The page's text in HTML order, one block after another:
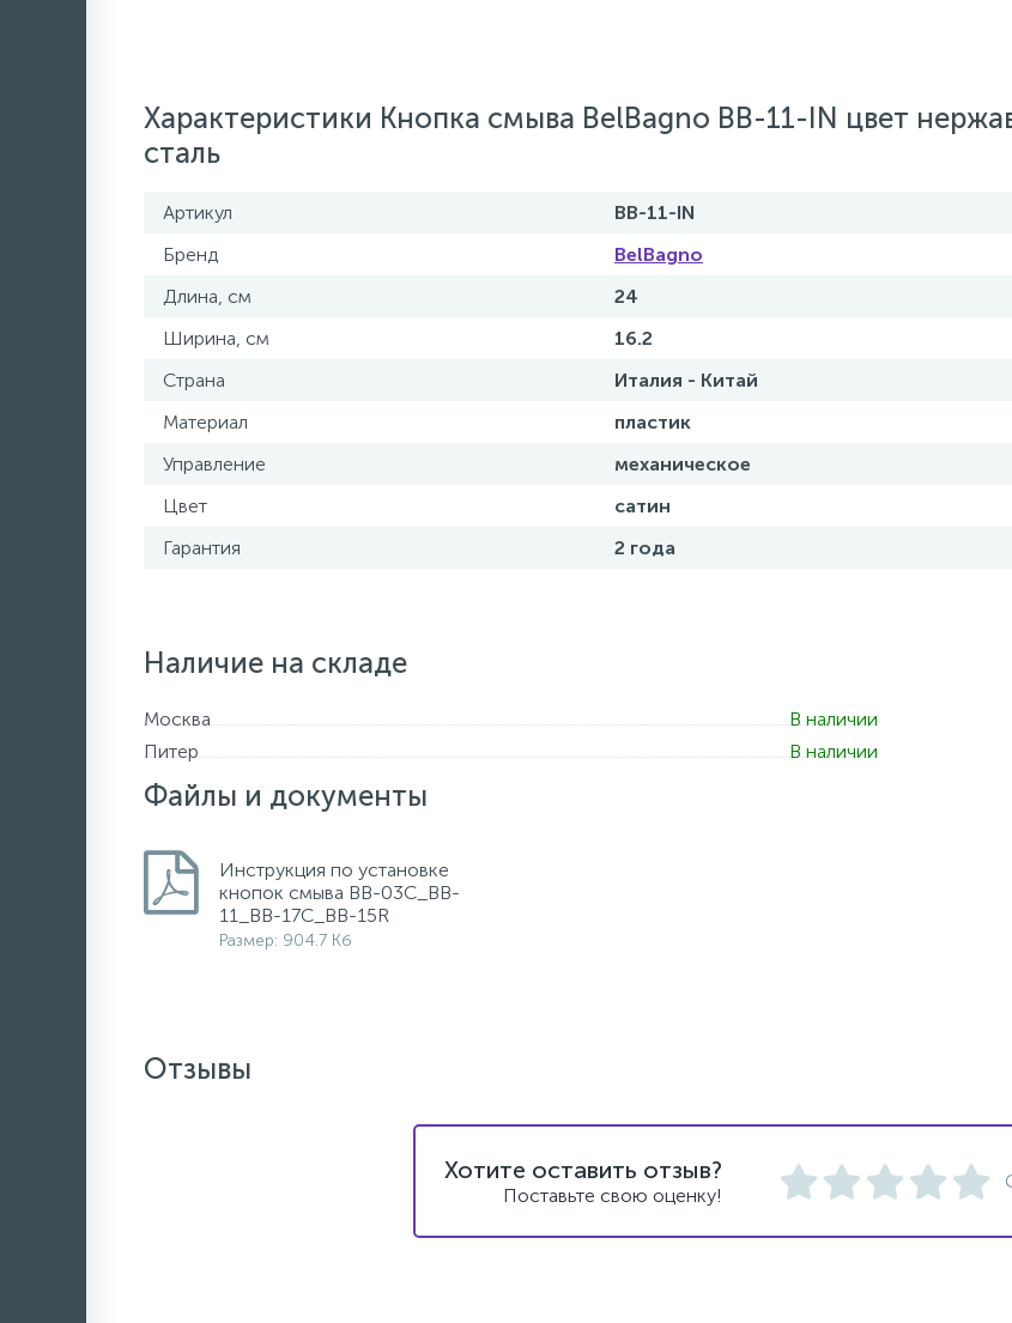
Характеристики Кнопка смыва BelBagno BB-11-IN цвет
сталь
Артикул
BB-11-IN
Бренд
BelBagno
Длина, см
24
Ширина, см
16.2
Страна
Италия - Китай
Материал
пластик
Управление
механическое
Цвет
сатин
Гарантия
2 года
Наличие на складе
Москва
В наличии
Питер
В наличии
Файлы и документы
Инструкция по установке
кнопок смыва BB-03С_BB-
11_BB-17C_BB-15R
Размер: 904.7 Кб
Отзывы
Хотите оставить отзыв?
Поставьте свою оценку!